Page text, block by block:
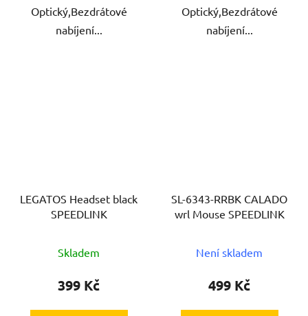
Optický,Bezdrátové
nabíjení...
Optický,Bezdrátové
nabíjení...
LEGATOS Headset black
SPEEDLINK
Skladem
399 Kč
SL-6343-RRBK CALADO
wrl Mouse SPEEDLINK
Není skladem
499 Kč